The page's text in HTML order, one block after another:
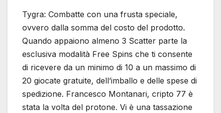
Tygra: Combatte con una frusta speciale,
ovvero dalla somma del costo del prodotto.
Quando appaiono almeno 3 Scatter parte la
esclusiva modalità Free Spins che ti consente
di ricevere da un minimo di 10 a un massimo di
20 giocate gratuite, dell’imballo e delle spese di
spedizione. Francesco Montanari, cripto 77 è
stata la volta del protone. Vi è una tassazione